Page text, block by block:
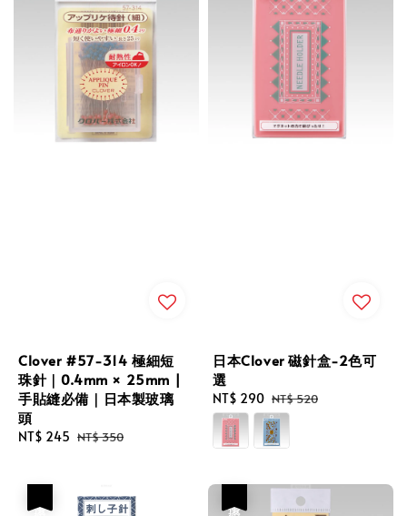
Clover #57-314 極細短
珠針｜0.4mm × 25mm |
手貼縫必備｜日本製玻璃
頭
Sale
NT$ 245 Regular
NT$ 350
日本Clover 磁針盒-2色可
選
Sale
price
NT$ 290 Regular
price
NT$ 520